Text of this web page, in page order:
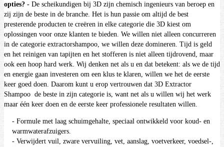
opties? - De scheikundigen bij 3D zijn chemisch ingenieurs van beroep en
zij zijn de beste in de branche. Het is hun passie om altijd de best
presterende producten te creëren in elke categorie die 3D kiest om
oplossingen voor onze klanten te bieden. We willen niet alleen concurreren
in de categorie extractorshampoo, we willen deze domineren. Tijd is geld
en het reinigen van tapijten en het stofferen is niet alleen tijdrovend, maar
ook een hoop hard werk. Wij denken net als u en dat betekent: als we de tijd
en energie gaan investeren om een ​​klus te klaren, willen we het de eerste
keer goed doen. Daarom kunt u erop vertrouwen dat 3D Extractor
Shampoo de beste in zijn categorie is, want net als u willen wij het werk
maar één keer doen en de eerste keer professionele resultaten willen.
- Formule met laag schuimgehalte, speciaal ontwikkeld voor koud- en
warmwaterafzuigers.
- Verwijdert vuil, zware vervuiling, vet, aanslag, voetverkeer, voedsel-,